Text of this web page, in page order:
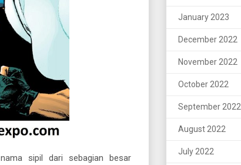
sipil dari sebagian besar
January 2023
December 2022
November 2022
October 2022
September 2022
August 2022
July 2022